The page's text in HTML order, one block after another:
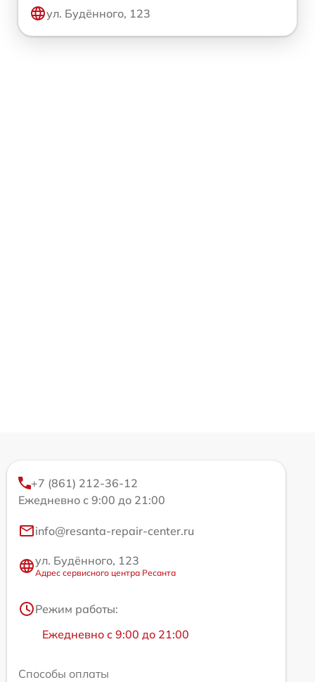
ул. Будённого, 123
+7 (861) 212-36-12
Ежедневно с 9:00 до 21:00
info@resanta-repair-center.ru
ул. Будённого, 123
Адрес сервисного центра Ресанта
Режим работы:
Ежедневно с 9:00 до 21:00
Способы оплаты